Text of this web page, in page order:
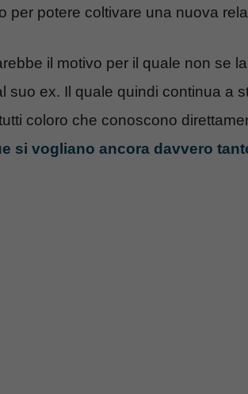
per potere coltivare una nuova
il motivo per il quale non se
suo ex. Il quale quindi continua a
coloro che conoscono
si vogliano ancora davvero